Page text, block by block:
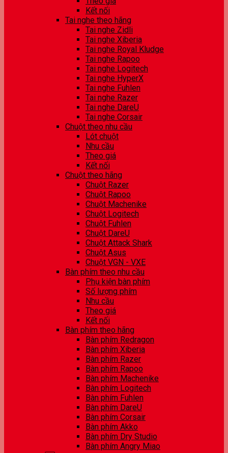
Kết nối
Tai nghe theo hãng
Tai nghe Zidli
Tai nghe Xiberia
Tai nghe Royal Kludge
Tai nghe Rapoo
Tai nghe Logitech
Tai nghe HyperX
Tai nghe Fuhlen
Tai nghe Razer
Tai nghe DareU
Tai nghe Corsair
Chuột theo nhu cầu
Lót chuột
Nhu cầu
Theo giá
Kết nối
Chuột theo hãng
Chuột Razer
Chuột Rapoo
Chuột Machenike
Chuột Logitech
Chuột Fuhlen
Chuột DareU
Chuột Attack Shark
Chuột Asus
Chuột VGN - VXE
Bàn phím theo nhu cầu
Phụ kiện bàn phím
Số lượng phím
Nhu cầu
Theo giá
Kết nối
Bàn phím theo hãng
Bàn phím Redragon
Bàn phím Xiberia
Bàn phím Razer
Bàn phím Rapoo
Bàn phím Machenike
Bàn phím Logitech
Bàn phím Fuhlen
Bàn phím DareU
Bàn phím Corsair
Bàn phím Akko
Bàn phím Dry Studio
Bàn phím Angry Miao